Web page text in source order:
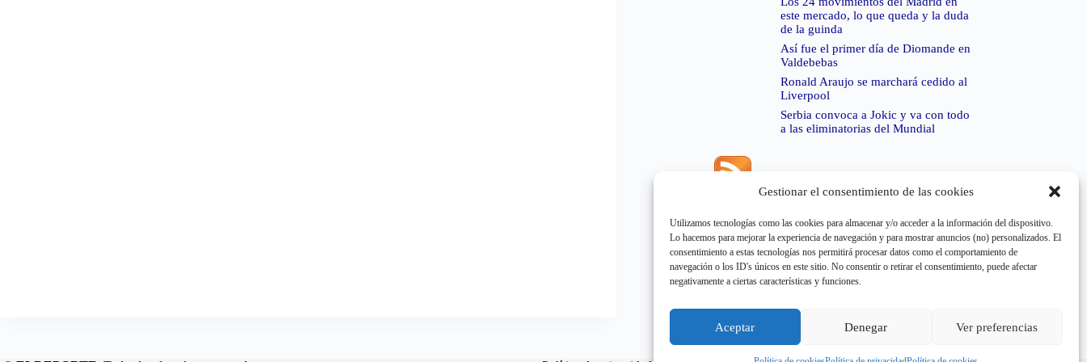
Gestionar el consentimiento de las cookies
Utilizamos tecnologías como las cookies para almacenar y/o acceder a la información del dispositivo.
Lo hacemos para mejorar la experiencia de navegación y para mostrar anuncios (no) personalizados. El
consentimiento a estas tecnologías nos permitirá procesar datos como el comportamiento de
navegación o los ID's únicos en este sitio. No consentir o retirar el consentimiento, puede afectar
negativamente a ciertas características y funciones.
Aceptar Denegar Ver preferencias
este mercado, lo que queda y la duda
de la guinda
Así fue el primer día de Diomande en
Valdebebas
Ronald Araujo se marchará cedido al
Liverpool
Serbia convoca a Jokic y va con todo
a las eliminatorias del Mundial
Error de RSS:Retrieved unsupported status code
"404"